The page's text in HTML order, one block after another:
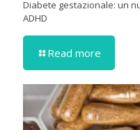
Diabete gestazionale: un
ADHD
Read more